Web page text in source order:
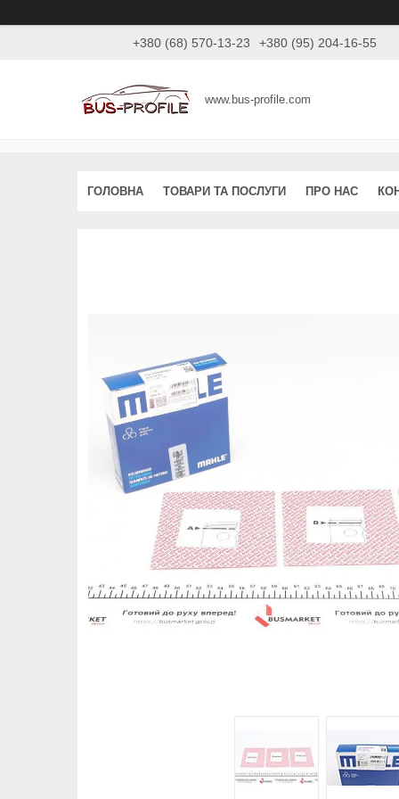
+380 (68) 570-13-23 +380 (95) 204-16-55
www.bus-profile.com
ГОЛОВНА ТОВАРИ ТА ПОСЛУГИ ПРО НАС